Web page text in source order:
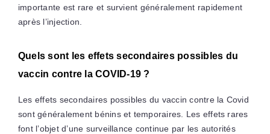
importante est rare et survient généralement rapidement
après l’injection.
Quels sont les effets secondaires possibles du
vaccin contre la COVID-19 ?
Les effets secondaires possibles du vaccin contre la Covid
sont généralement bénins et temporaires. Les effets rares
font l’objet d’une surveillance continue par les autorités